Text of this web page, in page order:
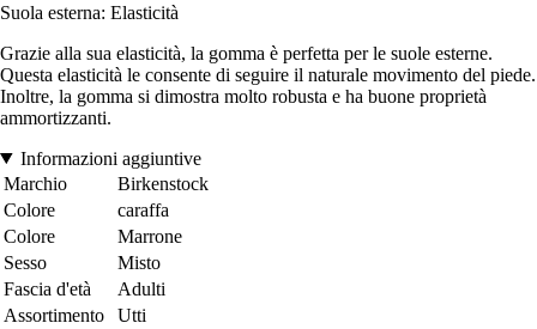
Suola esterna: Elasticità
Grazie alla sua elasticità, la gomma è perfetta per le suole esterne.
Questa elasticità le consente di seguire il naturale movimento del piede.
Inoltre, la gomma si dimostra molto robusta e ha buone proprietà
ammortizzanti.
Informazioni aggiuntive
Marchio
Birkenstock
Colore
caraffa
Colore
Marrone
Sesso
Misto
Fascia d'età
Adulti
Assortimento
Utti